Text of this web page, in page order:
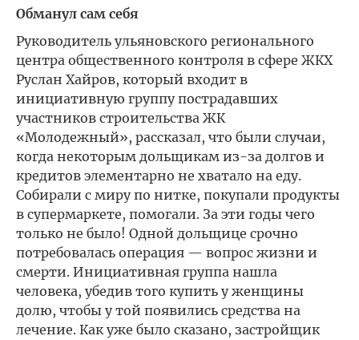
Обманул сам себя
Руководитель ульяновского регионального
центра общественного контроля в сфере ЖКХ
Руслан Хайров, который входит в
инициативную группу пострадавших
участников строительства ЖК
«Молодежный», рассказал, что были случаи,
когда некоторым дольщикам из-за долгов и
кредитов элементарно не хватало на еду.
Собирали с миру по нитке, покупали продукты
в супермаркете, помогали. За эти годы чего
только не было! Одной дольщице срочно
потребовалась операция — вопрос жизни и
смерти. Инициативная группа нашла
человека, убедив того купить у женщины
долю, чтобы у той появились средства на
лечение. Как уже было сказано, застройщик